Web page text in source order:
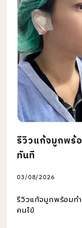
รีวิวแก้จมูกพร้
ทันที
03/08/2026
รีวิวแก้จมูกพร้อมท
คนไข้